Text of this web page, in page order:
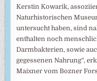
Kerstin Kowarik,
Naturhistorischen
untersucht haben, sind
enthalten noch
Darmbakterien, sowie
gegessenen Nahrung“,
Maixner vom Bozner